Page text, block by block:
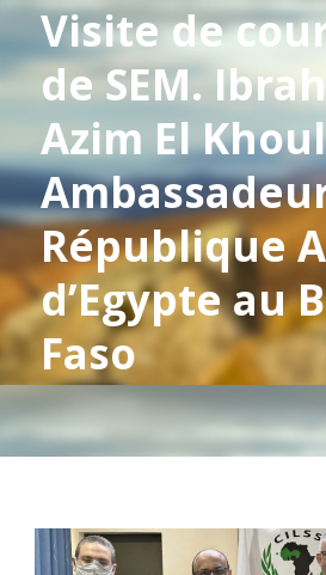
Visite de
de SEM.
Azim El
République
d’Egypte au
Faso